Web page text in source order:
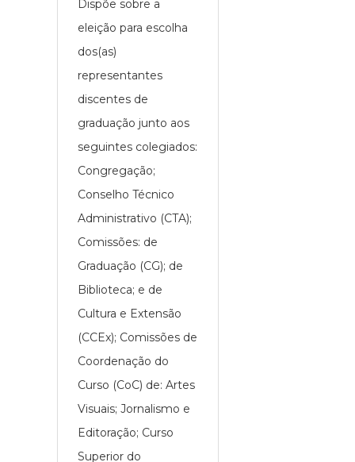
Dispõe sobre a
eleição para escolha
dos(as)
representantes
discentes de
graduação junto aos
seguintes colegiados:
Congregação;
Conselho Técnico
Administrativo (CTA);
Comissões: de
Graduação (CG); de
Biblioteca; e de
Cultura e Extensão
(CCEx); Comissões de
Coordenação do
Curso (CoC) de: Artes
Visuais; Jornalismo e
Editoração; Curso
Superior do